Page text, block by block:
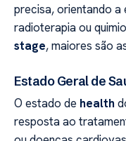
precisa, orientando
radioterapia ou
stage, maiores são
Estado Geral de
O estado de health
resposta ao